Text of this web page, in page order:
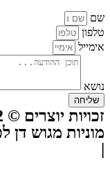
שם
טלפון
אימייל
נושא
שליחה
מוניות מגוש דן
|